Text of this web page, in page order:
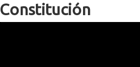
Constitución